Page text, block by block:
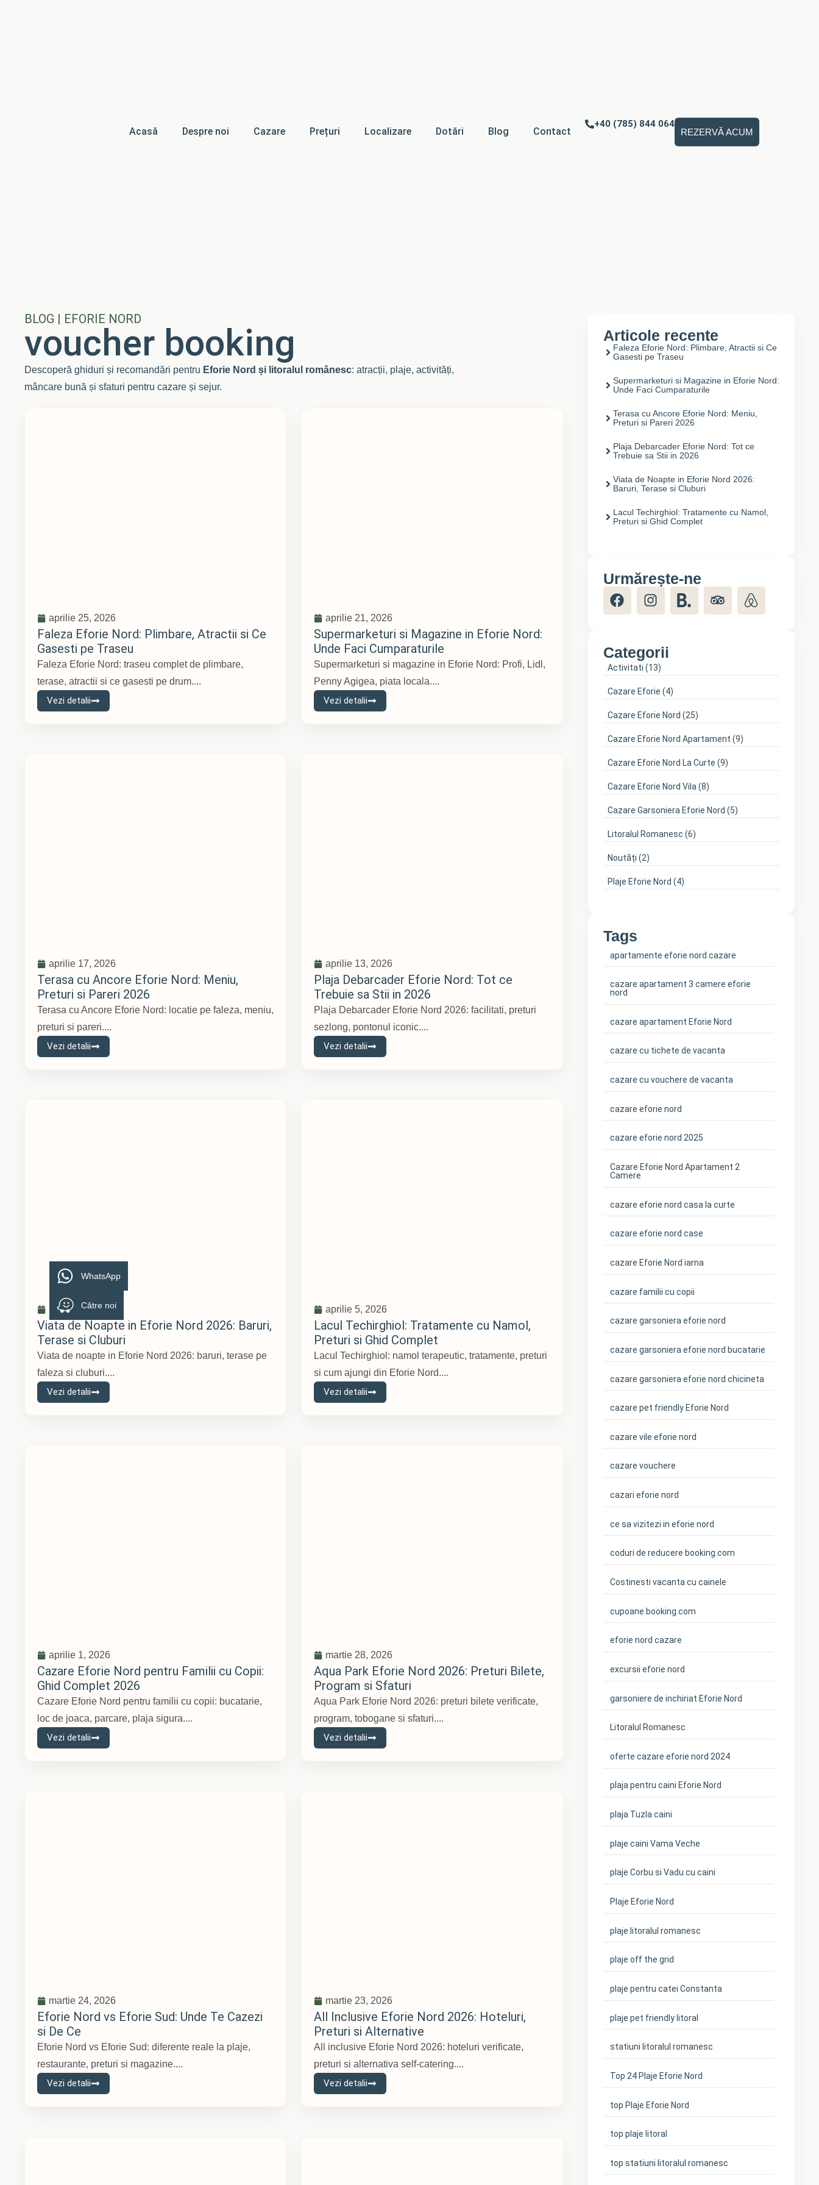
Acasă Despre noi Cazare Prețuri Localizare Dotări Blog Contact
+40 (785) 844 064
REZERVĂ ACUM
BLOG | EFORIE NORD
voucher booking
Descoperă ghiduri și recomandări pentru Eforie Nord și litoralul românesc: atracții, plaje, activități,
mâncare bună și sfaturi pentru cazare și sejur.
aprilie 25, 2026
Faleza Eforie Nord: Plimbare, Atractii si Ce
Gasesti pe Traseu
Faleza Eforie Nord: traseu complet de plimbare,
terase, atractii si ce gasesti pe drum....
Vezi detalii
aprilie 21, 2026
Supermarketuri si Magazine in Eforie Nord:
Unde Faci Cumparaturile
Supermarketuri si magazine in Eforie Nord: Profi, Lidl,
Penny Agigea, piata locala....
Vezi detalii
aprilie 17, 2026
Terasa cu Ancore Eforie Nord: Meniu,
Preturi si Pareri 2026
Terasa cu Ancore Eforie Nord: locatie pe faleza, meniu,
preturi si pareri....
Vezi detalii
aprilie 13, 2026
Plaja Debarcader Eforie Nord: Tot ce
Trebuie sa Stii in 2026
Plaja Debarcader Eforie Nord 2026: facilitati, preturi
sezlong, pontonul iconic....
Vezi detalii
aprilie 9, 2026
Viata de Noapte in Eforie Nord 2026: Baruri,
Terase si Cluburi
Viata de noapte in Eforie Nord 2026: baruri, terase pe
faleza si cluburi....
Vezi detalii
aprilie 5, 2026
Lacul Techirghiol: Tratamente cu Namol,
Preturi si Ghid Complet
Lacul Techirghiol: namol terapeutic, tratamente, preturi
si cum ajungi din Eforie Nord....
Vezi detalii
aprilie 1, 2026
Cazare Eforie Nord pentru Familii cu Copii:
Ghid Complet 2026
Cazare Eforie Nord pentru familii cu copii: bucatarie,
loc de joaca, parcare, plaja sigura....
Vezi detalii
martie 28, 2026
Aqua Park Eforie Nord 2026: Preturi Bilete,
Program si Sfaturi
Aqua Park Eforie Nord 2026: preturi bilete verificate,
program, tobogane si sfaturi....
Vezi detalii
martie 24, 2026
Eforie Nord vs Eforie Sud: Unde Te Cazezi
si De Ce
Eforie Nord vs Eforie Sud: diferente reale la plaje,
restaurante, preturi si magazine....
Vezi detalii
martie 23, 2026
All Inclusive Eforie Nord 2026: Hoteluri,
Preturi si Alternative
All inclusive Eforie Nord 2026: hoteluri verificate,
preturi si alternativa self-catering....
Vezi detalii
Articole recente
Faleza Eforie Nord: Plimbare, Atractii si Ce
Gasesti pe Traseu
Supermarketuri si Magazine in Eforie Nord:
Unde Faci Cumparaturile
Terasa cu Ancore Eforie Nord: Meniu,
Preturi si Pareri 2026
Plaja Debarcader Eforie Nord: Tot ce
Trebuie sa Stii in 2026
Viata de Noapte in Eforie Nord 2026:
Baruri, Terase si Cluburi
Lacul Techirghiol: Tratamente cu Namol,
Preturi si Ghid Complet
Urmărește-ne
Categorii
Activitati (13)
Cazare Eforie (4)
Cazare Eforie Nord (25)
Cazare Eforie Nord Apartament (9)
Cazare Eforie Nord La Curte (9)
Cazare Eforie Nord Vila (8)
Cazare Garsoniera Eforie Nord (5)
Litoralul Romanesc (6)
Noutăți (2)
Plaje Eforie Nord (4)
Tags
apartamente eforie nord cazare
cazare apartament 3 camere eforie
nord
cazare apartament Eforie Nord
cazare cu tichete de vacanta
cazare cu vouchere de vacanta
cazare eforie nord
cazare eforie nord 2025
Cazare Eforie Nord Apartament 2
Camere
cazare eforie nord casa la curte
cazare eforie nord case
cazare Eforie Nord iarna
cazare familii cu copii
cazare garsoniera eforie nord
cazare garsoniera eforie nord bucatarie
cazare garsoniera eforie nord chicineta
cazare pet friendly Eforie Nord
cazare vile eforie nord
cazare vouchere
cazari eforie nord
ce sa vizitezi in eforie nord
coduri de reducere booking.com
Costinesti vacanta cu cainele
cupoane booking.com
eforie nord cazare
excursii eforie nord
garsoniere de inchiriat Eforie Nord
Litoralul Romanesc
oferte cazare eforie nord 2024
plaja pentru caini Eforie Nord
plaja Tuzla caini
plaje caini Vama Veche
plaje Corbu si Vadu cu caini
Plaje Eforie Nord
plaje litoralul romanesc
plaje off the grid
plaje pentru catei Constanta
plaje pet friendly litoral
statiuni litoralul romanesc
Top 24 Plaje Eforie Nord
top Plaje Eforie Nord
top plaje litoral
top statiuni litoralul romanesc
WhatsApp
Către noi